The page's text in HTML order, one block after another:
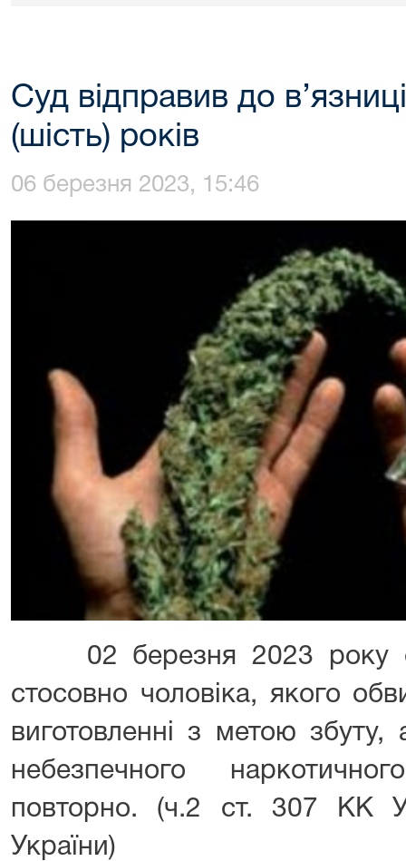
Суд відправив до
(шість) років
06 березня 2023, 15:46
02 березня 2023 року
стосовно чоловіка, якого
виготовленні з метою
небезпечного
повторно. (ч.2 ст. 307 КК
України)